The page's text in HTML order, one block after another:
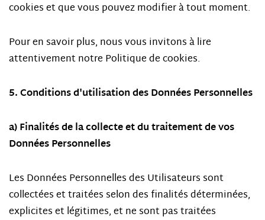
cookies et que vous pouvez modifier à tout moment.
Pour en savoir plus, nous vous invitons à lire
attentivement notre Politique de cookies.
5. Conditions d'utilisation des Données Personnelles
a) Finalités de la collecte et du traitement de vos
Données Personnelles
Les Données Personnelles des Utilisateurs sont
collectées et traitées selon des finalités déterminées,
explicites et légitimes, et ne sont pas traitées